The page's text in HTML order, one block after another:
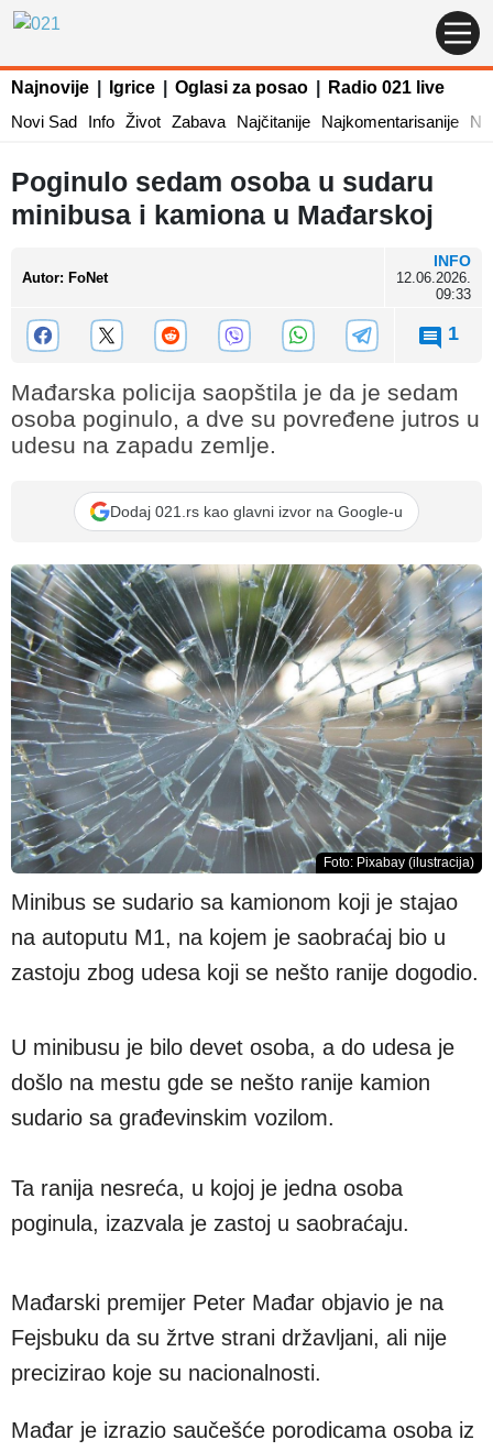
Najnovije Igrice Oglasi za posao
Radio 021 live
Novi Sad
Info Život Zabava Najčitanije Najkomentarisanije
Poginulo sedam osoba u sudaru
minibusa i kamiona u Mađarskoj
Autor: FoNet
INFO
12.06.2026.
09:33
1
Mađarska policija saopštila je da je sedam
osoba poginulo, a dve su povređene jutros u
udesu na zapadu zemlje.
Dodaj 021.rs kao glavni izvor na Google-u
Foto: Pixabay (ilustracija)
Minibus se sudario sa kamionom koji je stajao
na autoputu M1, na kojem je saobraćaj bio u
zastoju zbog udesa koji se nešto ranije dogodio.
U minibusu je bilo devet osoba, a do udesa je
došlo na mestu gde se nešto ranije kamion
sudario sa građevinskim vozilom.
Ta ranija nesreća, u kojoj je jedna osoba
poginula, izazvala je zastoj u saobraćaju.
Mađarski premijer Peter Mađar objavio je na
Fejsbuku da su žrtve strani državljani, ali nije
precizirao koje su nacionalnosti.
Mađar je izrazio saučešće porodicama osoba iz